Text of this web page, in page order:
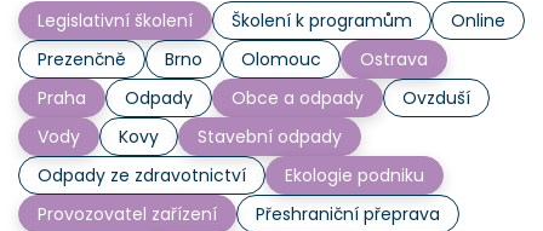
Legislativní školení Školení k programům
Online
Prezenčně
Brno Olomouc
Ostrava
Praha
Odpady Obce a odpady
Ovzduší
Vody
Kovy
Stavební odpady
Odpady ze zdravotnictví
Ekologie podniku
Provozovatel zařízení
Přeshraniční přeprava